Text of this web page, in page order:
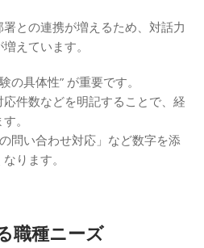
との連携が増えるため、対話力
えています。
の具体性” が重要です。
件数などを明記することで、経
。
問い合わせ対応」など数字を添
ります。
職種ニーズ